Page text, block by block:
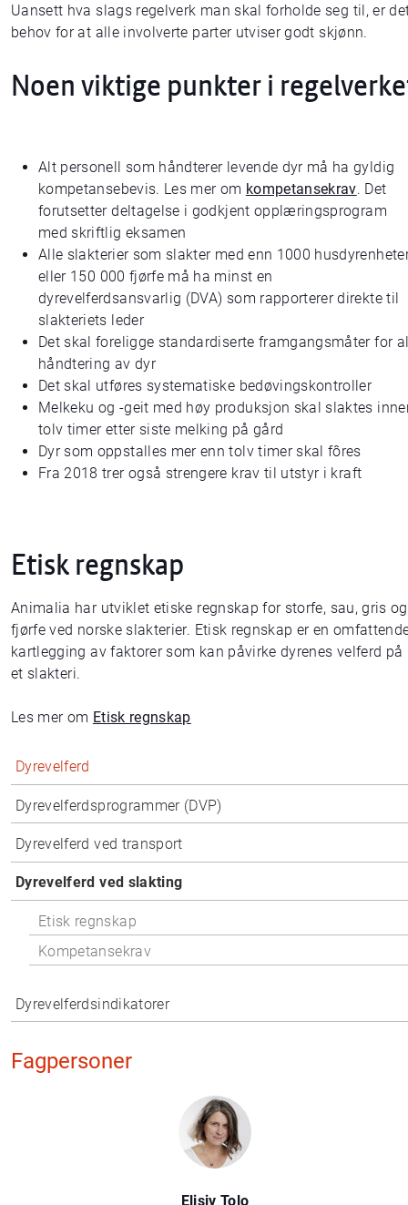
Uansett hva slags regelverk man skal forholde seg til, er
behov for at alle involverte parter utviser godt skjønn.
Noen viktige punkter i
Alt personell som håndterer levende dyr må ha gyldig
kompetansebevis. Les mer om kompetansekrav. Det
forutsetter deltagelse i godkjent opplæringsprogram
med skriftlig eksamen
Alle slakterier som slakter med enn 1000
eller 150 000 fjørfe må ha minst en
dyrevelferdsansvarlig (DVA) som rapporterer direkte til
slakteriets leder
Det skal foreligge standardiserte framgangsmåter for
håndtering av dyr
Det skal utføres systematiske bedøvingskontroller
Melkeku og -geit med høy produksjon skal slaktes
tolv timer etter siste melking på gård
Dyr som oppstalles mer enn tolv timer skal fôres
Fra 2018 trer også strengere krav til utstyr i kraft
Etisk regnskap
Animalia har utviklet etiske regnskap for storfe, sau, gris og
fjørfe ved norske slakterier. Etisk regnskap er en
kartlegging av faktorer som kan påvirke dyrenes velferd på
et slakteri.
Les mer om Etisk regnskap
Dyrevelferd
Dyrevelferdsprogrammer (DVP)
Dyrevelferd ved transport
Dyrevelferd ved slakting
Etisk regnskap
Kompetansekrav
Dyrevelferdsindikatorer
Fagpersoner
Elisiv Tolo